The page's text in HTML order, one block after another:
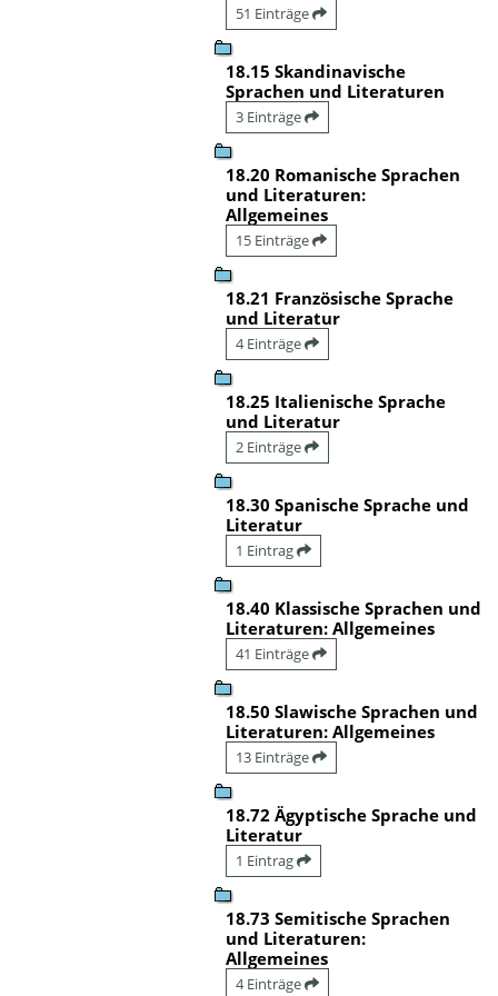
51 Einträge
18.15 Skandinavische
Sprachen und Literaturen
3 Einträge
18.20 Romanische Sprachen
und Literaturen:
Allgemeines
15 Einträge
18.21 Französische Sprache
und Literatur
4 Einträge
18.25 Italienische Sprache
und Literatur
2 Einträge
18.30 Spanische Sprache und
Literatur
1 Eintrag
18.40 Klassische Sprachen und
Literaturen: Allgemeines
41 Einträge
18.50 Slawische Sprachen und
Literaturen: Allgemeines
13 Einträge
18.72 Ägyptische Sprache und
Literatur
1 Eintrag
18.73 Semitische Sprachen
und Literaturen:
Allgemeines
4 Einträge